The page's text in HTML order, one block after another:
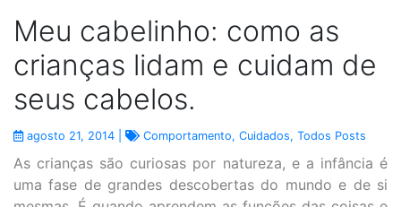
Meu cabelinho: como as
crianças lidam e cuidam de
seus cabelos.
agosto 21, 2014 | Comportamento, Cuidados, Todos Posts
As crianças são curiosas por natureza, e a infância é
uma fase de grandes descobertas do mundo e de si